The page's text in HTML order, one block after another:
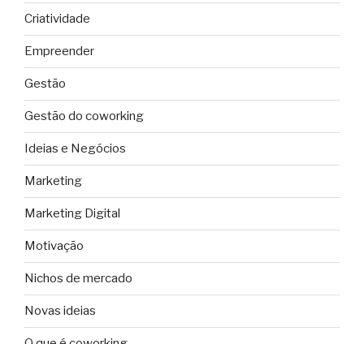
Criatividade
Empreender
Gestão
Gestão do coworking
Ideias e Negócios
Marketing
Marketing Digital
Motivação
Nichos de mercado
Novas ideias